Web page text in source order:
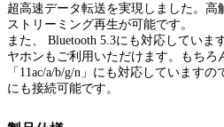
超高速データ転送を実現しました。高
ストリーミング再生が可能です。
また、 Bluetooth 5.3にも対応していま
ヤホンもご利用いただけます。もちろ
「11ac/a/b/g/n」にも対応しています
にも接続可能です。